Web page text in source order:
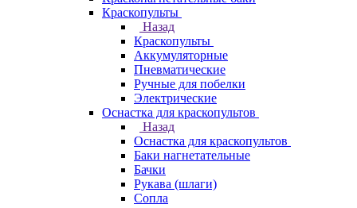
Краскопульты
Назад
Краскопульты
Аккумуляторные
Пневматические
Ручные для побелки
Электрические
Оснастка для краскопультов
Назад
Оснастка для краскопультов
Баки нагнетательные
Бачки
Рукава (шлаги)
Сопла